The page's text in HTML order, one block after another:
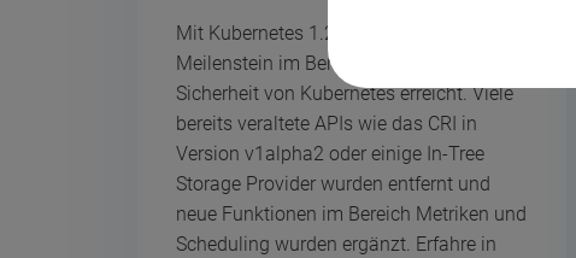
Mit Kubernetes 1.26 wird ein weiterer
Meilenstein im Bereich der Stabilität und
Sicherheit von Kubernetes erreicht. Viele
bereits veraltete APIs wie das CRI in
Version v1alpha2 oder einige In-Tree
Storage Provider wurden entfernt und
neue Funktionen im Bereich Metriken und
Scheduling wurden ergänzt. Erfahre in